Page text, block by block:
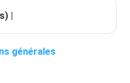
|
générales